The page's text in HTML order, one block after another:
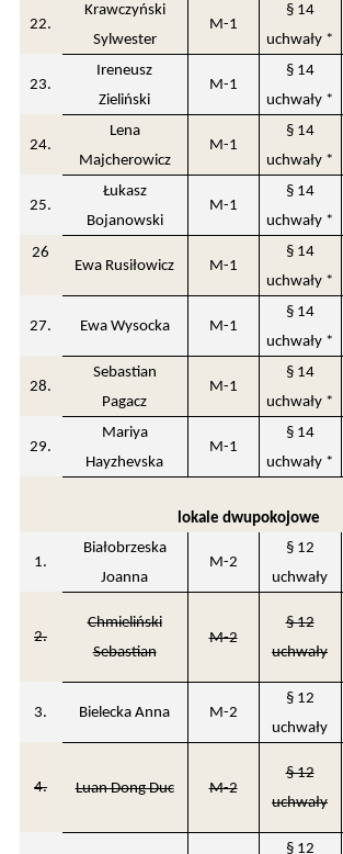
22.
Krawczyński
Sylwester
M-1
§ 14
uchwały *
23.
Ireneusz
Zieliński
M-1
§ 14
uchwały *
24.
Lena
Majcherowicz
M-1
§ 14
uchwały *
25.
Łukasz
Bojanowski
M-1
§ 14
uchwały *
26
Ewa Rusiłowicz
M-1
§ 14
uchwały *
27. Ewa Wysocka M-1
§ 14
uchwały *
28.
Sebastian
Pagacz
M-1
§ 14
uchwały *
29.
Mariya
Hayzhevska
M-1
§ 14
uchwały *
lokale dwupokojowe
1.
Białobrzeska
Joanna
M-2
§ 12
uchwały
2.
Chmieliński
Sebastian
M-2
§ 12
uchwały
3. Bielecka Anna M-2
§ 12
uchwały
4. Luan Dong Duc M-2
§ 12
uchwały
§ 12